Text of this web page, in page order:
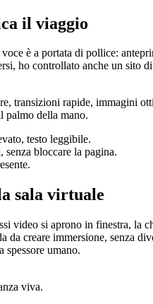
il viaggio
è a portata di pollice:
ho controllato anche un sito
transizioni rapide, immagini
palmo della mano.
testo leggibile.
bloccare la pagina.
sala virtuale
video si aprono in finestra, la
da creare immersione,
spessore umano.
viva.